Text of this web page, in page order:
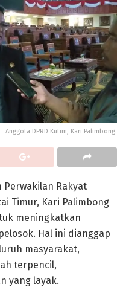
Anggota DPRD Kutim, Kari Palimbong.
Perwakilan Rakyat
Timur, Kari Palimbong
meningkatkan
Hal ini dianggap
masyarakat,
terpencil,
yang layak.